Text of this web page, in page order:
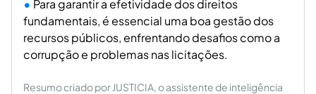
Para garantir a efetividade dos direitos
fundamentais, é essencial uma boa gestão dos
recursos públicos, enfrentando desafios como a
corrupção e problemas nas licitações.
Resumo criado por JUSTICIA, o assistente de inteligência